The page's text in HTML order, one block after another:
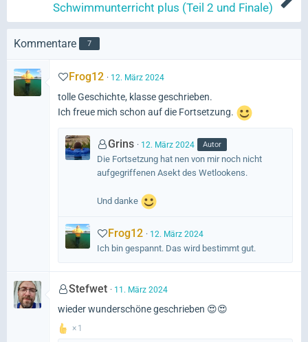
Schwimmunterricht plus (Teil 2 und Finale)
Kommentare 7
Frog12 12. März 2024
tolle Geschichte, klasse geschrieben.
Ich freue mich schon auf die Fortsetzung.
Grins 12. März 2024 Autor
Die Fortsetzung hat nen von mir noch nicht
aufgegriffenen Asekt des Wetlookens.
Und danke
Frog12 12. März 2024
Ich bin gespannt. Das wird bestimmt gut.
Stefwet 11. März 2024
wieder wunderschöne geschrieben 😍😍
1